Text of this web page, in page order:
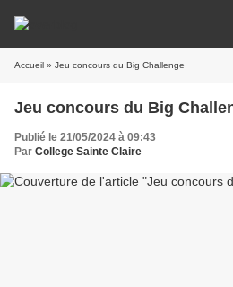
Accueil » Jeu concours du Big Challenge
Jeu concours du Big
Publié le 21/05/2024 à 09:43
Par College Sainte Claire